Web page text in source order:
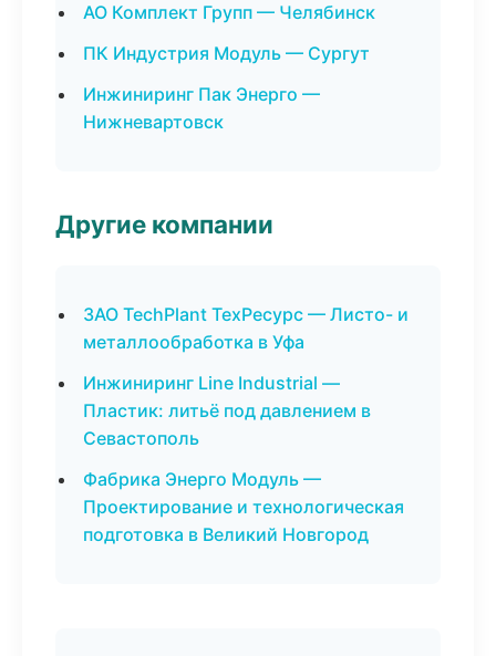
АО Комплект Групп — Челябинск
ПК Индустрия Модуль — Сургут
Инжиниринг Пак Энерго —
Нижневартовск
Другие компании
ЗАО TechPlant ТехРесурс — Листо- и
металлообработка в Уфа
Инжиниринг Line Industrial —
Пластик: литьё под давлением в
Севастополь
Фабрика Энерго Модуль —
Проектирование и технологическая
подготовка в Великий Новгород